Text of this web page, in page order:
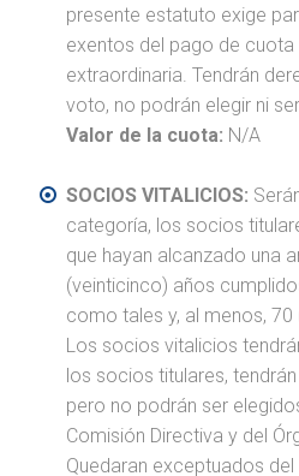
presente estatuto exige
exentos del pago de
extraordinaria. Tendrán
voto, no podrán elegir ni
Valor de la cuota: N/A
SOCIOS VITALICIOS:
categoría, los socios
que hayan alcanzado una
(veinticinco) años
como tales y, al menos,
Los socios vitalicios
los socios titulares,
pero no podrán ser
Comisión Directiva y del
Quedaran exceptuados